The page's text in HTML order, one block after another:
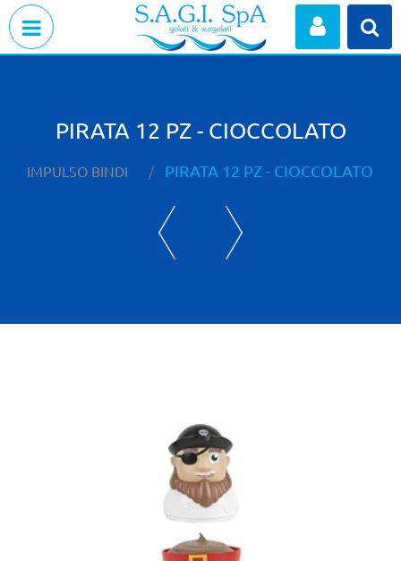
PIRATA 12 PZ - CIOCCOLATO
IMPULSO BINDI PIRATA 12 PZ - CIOCCOLATO